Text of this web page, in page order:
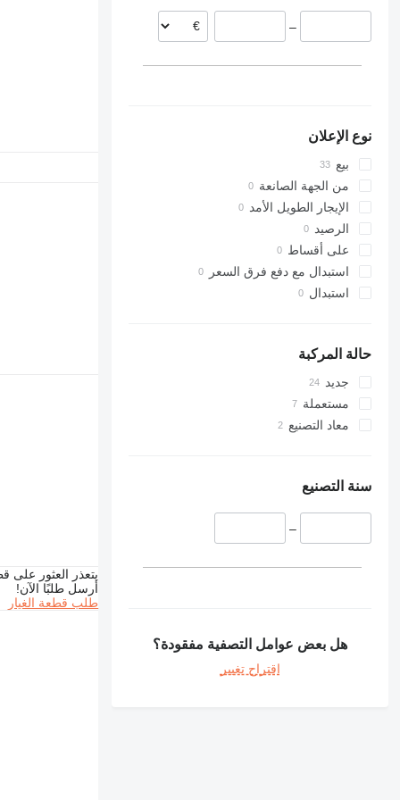
CX300
CX330
322
330
336
340
345
350
365
374
416
422
424
430
438
444
966
ليتوانيا
–
نوع الإعلان
بيع
من الجهة الصانعة
الإيجار الطويل الأمد
الرصيد
على أقساط
استبدال مع دفع فرق السعر
استبدال
حالة المركبة
جديد
مستعملة
معاد التصنيع
سنة التصنيع
–
هل بعض عوامل التصفية مفقودة؟
اقتراح تغيير
يتعذر العثور على
أرسل طلبًا الآن!
طلب قطعة الغيار